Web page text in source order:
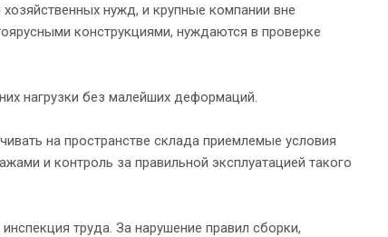
нужд, и крупные компании вне
конструкциями, нуждаются в проверке
нагрузки без малейших деформаций.
на пространстве склада приемлемые условия
и контроль за правильной эксплуатацией такого
труда. За нарушение правил сборки,